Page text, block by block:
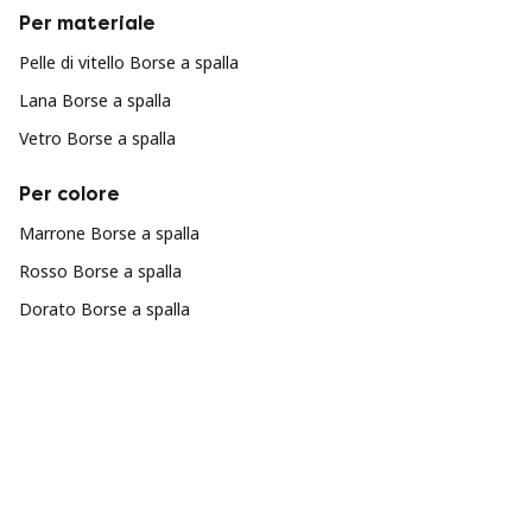
Per materiale
Pelle di vitello Borse a spalla
Lana Borse a spalla
Vetro Borse a spalla
Per colore
Marrone Borse a spalla
Rosso Borse a spalla
Dorato Borse a spalla